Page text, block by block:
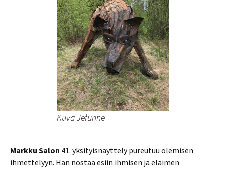
Kuva Jefunne
Markku Salon 41. yksityisnäyttely pureutuu olemisen
ihmettelyyn. Hän nostaa esiin ihmisen ja eläimen